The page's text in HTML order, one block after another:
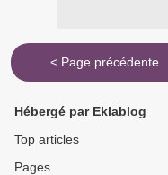
< Page précédente
Hébergé par Eklablog
Top articles
Pages